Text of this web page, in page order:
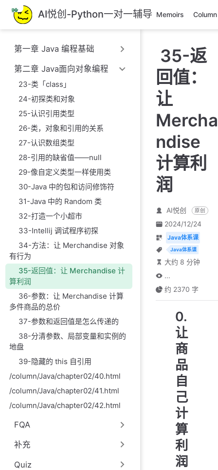
跳
至
主
要
內
容
AI悦创-Python一对一辅导 Memoirs Column
第一章 Java 编程基础
第二章 Java面向对象编程
23-类「class」
24-初探类和对象
25-认识引用类型
26-类，对象和引用的关系
27-认识数组类型
28-引用的缺省值——null
29-像自定义类型一样使用类
30-Java 中的包和访问修饰符
31-Java 中的 Random 类
32-打造一个小超市
33-Intellij 调试程序初探
34-方法：让 Merchandise 对象
有行为
35-返回值：让 Merchandise 计
算利润
36-参数：让 Merchandise 计算
多件商品的总价
37-参数和返回值是怎么传递的
38-分清参数、局部变量和实例的
地盘
39-隐藏的 this 自引用
/column/Java/chapter02/40.html
/column/Java/chapter02/41.html
/column/Java/chapter02/42.html
FQA
补充
Quiz
35-返
回值：
让
Mercha
ndise
计算利
润
AI悦创 原创
2024/12/24
Java体系课
Java体系课
大约 8 分钟
...
约 2370 字
0.
让
商
品
自
己
计
算
利
润